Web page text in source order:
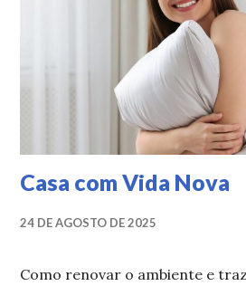
Casa com Vida Nova
24 DE AGOSTO DE 2025
Como renovar o ambiente e